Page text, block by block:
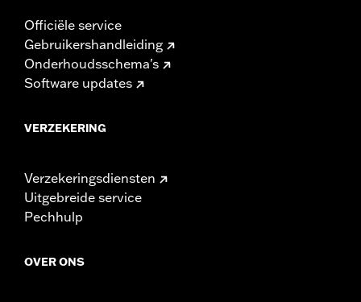
Officiële service
Gebruikershandleiding
Onderhoudsschema's
Software updates
VERZEKERING
Verzekeringsdiensten
Uitgebreide service
Pechhulp
OVER ONS